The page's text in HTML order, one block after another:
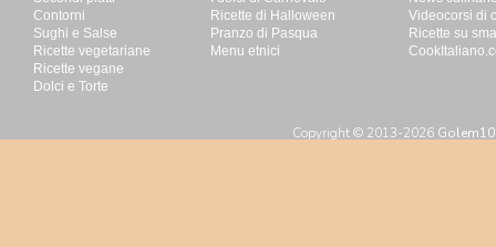
Contorni
Sughi e Salse
Ricette vegetariane
Ricette vegane
Dolci e Torte
Ricette di Halloween
Pranzo di Pasqua
Menu etnici
Videocorsi di
Ricette su
Copyright © 2013-2026